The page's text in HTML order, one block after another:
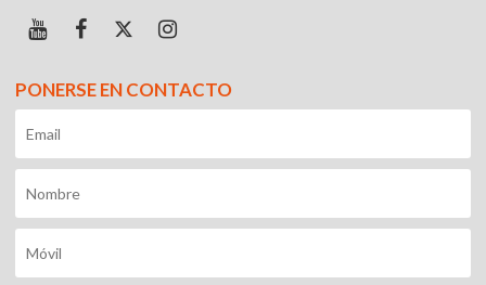
PONERSE EN CONTACTO